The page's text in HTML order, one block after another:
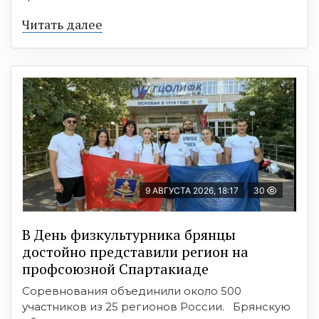
Читать далее
9 АВГУСТА 2026, 18:17 30
В День физкультурника брянцы
достойно представили регион на
профсоюзной Спартакиаде
Соревнования объединили около 500
участников из 25 регионов России. Брянскую